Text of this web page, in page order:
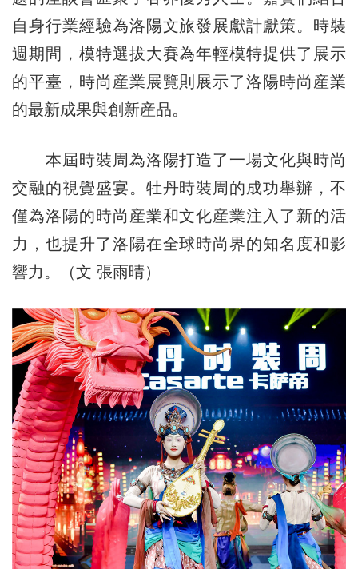
自身行業經驗為洛陽文旅發展獻計獻策。時裝
週期間，模特選拔大賽為年輕模特提供了展示
的平臺，時尚産業展覽則展示了洛陽時尚産業
的最新成果與創新産品。
本屆時裝周為洛陽打造了一場文化與時尚
交融的視覺盛宴。牡丹時裝周的成功舉辦，不
僅為洛陽的時尚産業和文化産業注入了新的活
力，也提升了洛陽在全球時尚界的知名度和影
響力。（文 張雨晴）